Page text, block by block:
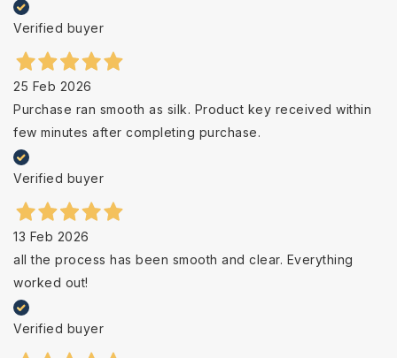
Verified buyer
25 Feb 2026
Purchase ran smooth as silk. Product key received within
few minutes after completing purchase.
Verified buyer
13 Feb 2026
all the process has been smooth and clear. Everything
worked out!
Verified buyer